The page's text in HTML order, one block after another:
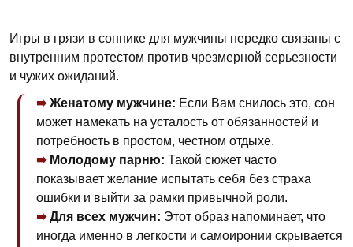
Игры в грязи в соннике для мужчины нередко связаны с
внутренним протестом против чрезмерной серьезности
и чужих ожиданий.
Женатому мужчине: Если Вам снилось это, сон
может намекать на усталость от обязанностей и
потребность в простом, честном отдыхе.
Молодому парню: Такой сюжет часто
показывает желание испытать себя без страха
ошибки и выйти за рамки привычной роли.
Для всех мужчин: Этот образ напоминает, что
иногда именно в легкости и самоиронии скрывается